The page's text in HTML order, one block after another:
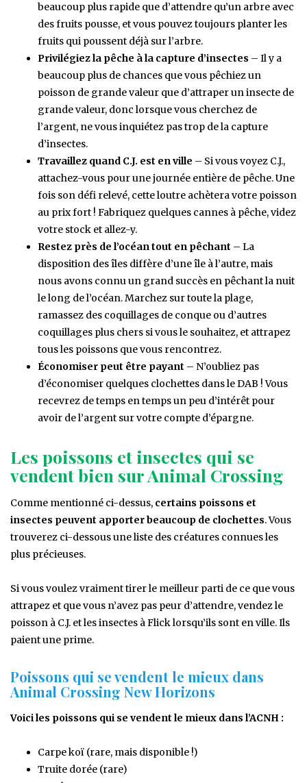
beaucoup plus rapide que d’attendre qu’un arbre avec
des fruits pousse, et vous pouvez toujours planter les
fruits qui poussent déjà sur l’arbre.
Privilégiez la pêche à la capture d’insectes – Il y a
beaucoup plus de chances que vous pêchiez un
poisson de grande valeur que d’attraper un insecte de
grande valeur, donc lorsque vous cherchez de
l’argent, ne vous inquiétez pas trop de la capture
d’insectes.
Travaillez quand C.J. est en ville – Si vous voyez C.J.,
attachez-vous pour une journée entière de pêche. Une
fois son défi relevé, cette loutre achètera votre poisson
au prix fort ! Fabriquez quelques cannes à pêche, videz
votre stock et allez-y.
Restez près de l’océan tout en pêchant – La
disposition des îles diffère d’une île à l’autre, mais
nous avons connu un grand succès en pêchant la nuit
le long de l’océan. Marchez sur toute la plage,
ramassez des coquillages de conque ou d’autres
coquillages plus chers si vous le souhaitez, et attrapez
tous les poissons que vous rencontrez.
Économiser peut être payant – N’oubliez pas
d’économiser quelques clochettes dans le DAB ! Vous
recevrez de temps en temps un peu d’intérêt pour
avoir de l’argent sur votre compte d’épargne.
Les poissons et insectes qui se
vendent bien sur Animal Crossing
Comme mentionné ci-dessus, certains poissons et
insectes peuvent apporter beaucoup de clochettes. Vous
trouverez ci-dessous une liste des créatures connues les
plus précieuses.
Si vous voulez vraiment tirer le meilleur parti de ce que vous
attrapez et que vous n’avez pas peur d’attendre, vendez le
poisson à C.J. et les insectes à Flick lorsqu’ils sont en ville. Ils
paient une prime.
Poissons qui se vendent le mieux dans
Animal Crossing New Horizons
Voici les poissons qui se vendent le mieux dans l’ACNH :
Carpe koï (rare, mais disponible !)
Truite dorée (rare)